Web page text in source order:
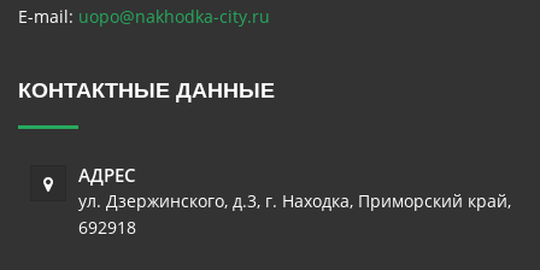
E-mail: uopo@nakhodka-city.ru
КОНТАКТНЫЕ ДАННЫЕ
АДРЕС
ул. Дзержинского, д.3, г. Находка, Приморский край,
692918